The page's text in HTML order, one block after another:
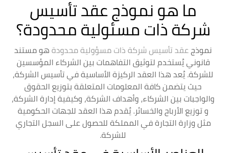
ما هو نموذج عقد تأسيس
شركة ذات مسئولية محدودة؟
نموذجعقد تأسيس شركة ذات مسؤولية محدودةهو مستند
قانوني يُستخدم لتوثيق التفاهمات بين الشركاء المؤسسين
للشركة. يُعد هذا العقد الركيزة الأساسية في تأسيس الشركة،
حيث يتضمن كافة المعلومات المتعلقة بتوزيع الحقوق
والواجبات بين الشركاء، وأهداف الشركة، وكيفية إدارة الشركة،
و توزيع الأرباح والخسائر. يُقدم هذا العقد للجهات الحكومية
مثل وزارة التجارة في المملكة للحصول على السجل التجاري
للشركة.